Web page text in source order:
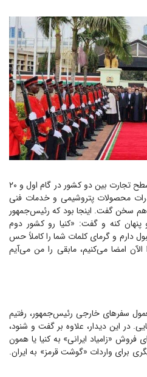
آقای رئیسی از لزوم ۱۰ برابر شدن سطح تجارت بین دو کشور در گام اول و ۲۰
محصولات پتروشیمی و خدمات فنی
سخن گفت. اینجا بود که رئیس‌جمهور
کنه و گفت: «کنیا رو کشور دوم
دارم و گرمای کلمات شما را کاملاً حس
الآن امضا می‌کنیم، مابقی را من می‌آیم
سفرهای خارجی رئیس‌جمهور، رفتیم
در این دیدار، علاوه بر گفت و شنود،
فروش «زامیاد ایرانی» به کنیا یا همون
برای واردات «گوشت قرمز» به ایران.